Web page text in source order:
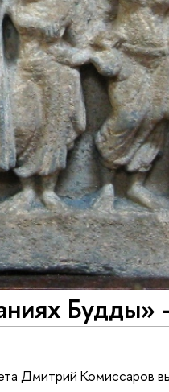
Будды»
Дмитрий Комиссаров